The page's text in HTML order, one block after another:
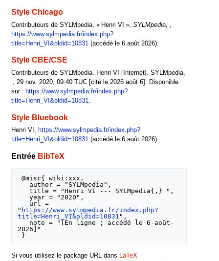
Style Chicago
Contributeurs de SYLMpedia, « Henri VI », SYLMpedia, ,
https://www.sylmpedia.fr/index.php?
title=Henri_VI&oldid=10831(accédé le 6 août 2026).
Style CBE/CSE
Contributeurs de SYLMpedia. Henri VI [Internet]. SYLMpedia,
; 29 nov. 2020, 09:40 TUC [cité le 2026 août 6]. Disponible
sur : https://www.sylmpedia.fr/index.php?
title=Henri_VI&oldid=10831.
Style Bluebook
Henri VI, https://www.sylmpedia.fr/index.php?
title=Henri_VI&oldid=10831(accédé le 6 août 2026).
Entrée BibTeX
@misc{ wiki:xxx,
   title = "Henri VI --- SYLMpedia{,} ",
   year = "2020",
" https://www.sylmpedia.fr/index.php?
title=Henri_VI&oldid=10831 ",
2026]"
Si vous utilisez le package URL dans LaTeX